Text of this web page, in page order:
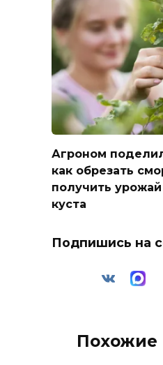
Агроном
как обрезать
получить урожай
куста
Подпишись на
Похожие